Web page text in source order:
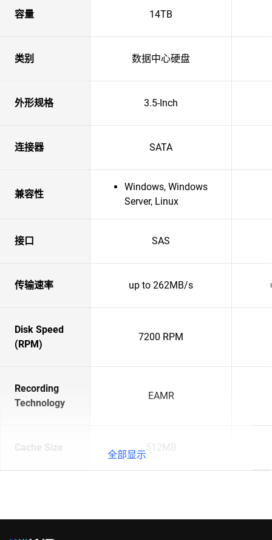
容量 14TB
类别 数据中心硬盘
外形规格 3.5-Inch
连接器 SATA
兼容性
Windows, Windows
Server, Linux
接口 SAS
传输速率 up to 262MB/s
Disk Speed
(RPM)
7200 RPM
Recording
Technology
EAMR
Cache Size 512MB
全部显示